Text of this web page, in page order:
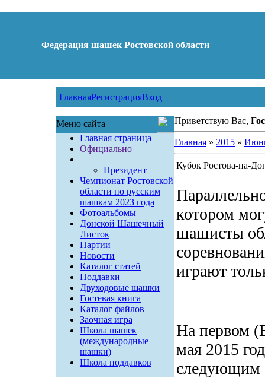
Федерация шашек Ростовской области
ГлавнаяРегистрацияВход
Меню сайта
Главная страница
Официально
Президент
Чемпионат Ростовской
области по русским
шашкам 2023 года
Фотоальбомы
Донской Шашечный
Листок
Партии
Новости
Каталог статей
Поддавки
Двуходовые шашки
Гостевая книга
Каталог файлов
Заочная игра
Школа шашек
(международные
шашки)
Школа поддавков
Приветствую Вас,
Главная» 2015 »
Кубок Ростова-на-
котором
шашисты
играют
На первом
мая 2015
следующим